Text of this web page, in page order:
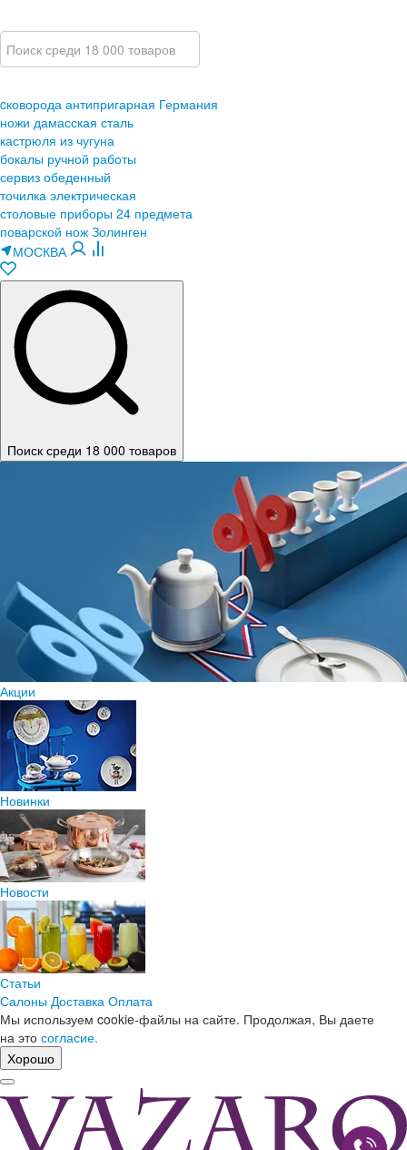
cковорода антипригарная Германия
ножи дамасская сталь
кастрюля из чугуна
бокалы ручной работы
сервиз обеденный
точилка электрическая
столовые приборы 24 предмета
поварской нож Золинген
МОСКВА
Поиск среди 18 000 товаров
Акции
Новинки
Новости
Статьи
Салоны Доставка Оплата
Мы используем cookie-файлы на сайте. Продолжая, Вы даете
на это согласие.
Хорошо